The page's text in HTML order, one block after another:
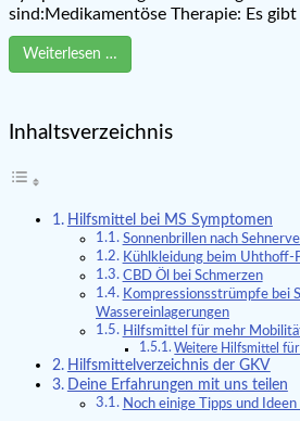
sind:Medikamentöse Therapie: Es gibt
Weiterlesen …
Inhaltsverzeichnis
Hilfsmittel bei MS Symptomen
Sonnenbrillen nach
Kühlkleidung beim Uhthoff-
CBD Öl bei Schmerzen
Kompressionsstrümpfe bei
Wassereinlagerungen
Hilfsmittel für mehr
Weitere Hilfsmittel
Hilfsmittelverzeichnis der GKV
Deine Erfahrungen mit uns teilen
Noch einige Tipps und